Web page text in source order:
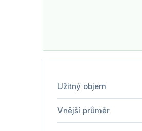
Užitný objem
Vnější průměr